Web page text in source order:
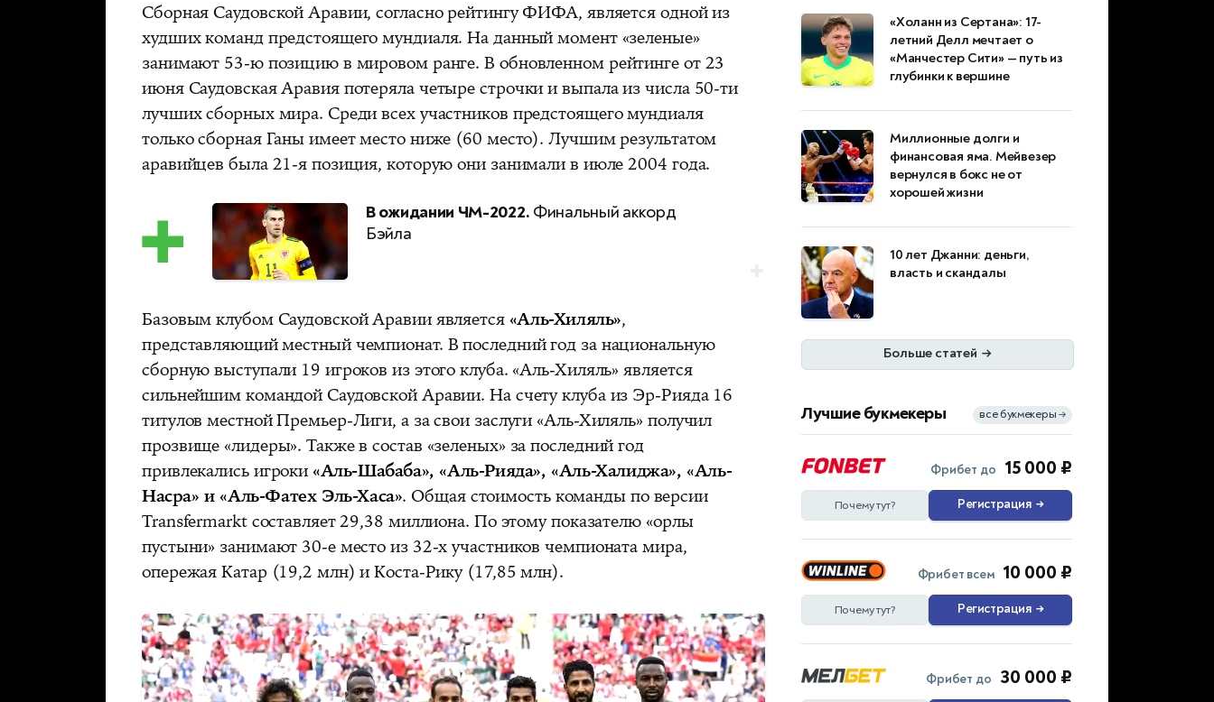
Сборная Саудовской Аравии, согласно рейтингу ФИФА, является одной из
худших команд предстоящего мундиаля. На данный момент «зеленые»
занимают 53-ю позицию в мировом ранге. В обновленном рейтинге от 23
июня Саудовская Аравия потеряла четыре строчки и выпала из числа 50-ти
лучших сборных мира. Среди всех участников предстоящего мундиаля
только сборная Ганы имеет место ниже (60 место). Лучшим результатом
аравийцев была 21-я позиция, которую они занимали в июле 2004 года.
В ожидании ЧМ-2022. Финальный аккорд
Бэйла
Базовым клубом Саудовской Аравии является«Аль-Хиляль»,
представляющий местный чемпионат. В последний год за национальную
сборную выступали 19 игроков из этого клуба. «Аль-Хиляль» является
сильнейшим командой Саудовской Аравии. На счету клуба из Эр-Рияда 16
титулов местной Премьер-Лиги, а за свои заслуги «Аль-Хиляль» получил
прозвище «лидеры». Также в состав «зеленых» за последний год
привлекались игроки«Аль-Шабаба», «Аль-Рияда», «Аль-Халиджа», «Аль-
Насра» и «Аль-Фатех Эль-Хаса».Общая стоимость команды по версии
Transfermarkt составляет 29,38 миллиона. По этому показателю «орлы
пустыни» занимают 30-е место из 32-х участников чемпионата мира,
опережая Катар (19,2 млн) и Коста-Рику (17,85 млн).
«Холанн из Сертана»: 17-
летний Делл мечтает о
«Манчестер Сити» — путь из
глубинки к вершине
Миллионные долги и
финансовая яма. Мейвезер
вернулся в бокс не от
хорошей жизни
10 лет Джанни: деньги,
власть и скандалы
Больше статей →
Лучшие букмекеры все букмекеры →
Фрибет до 15 000 ₽
Почему тут? Регистрация →
Фрибет всем 10 000 ₽
Почему тут? Регистрация →
Фрибет до 30 000 ₽